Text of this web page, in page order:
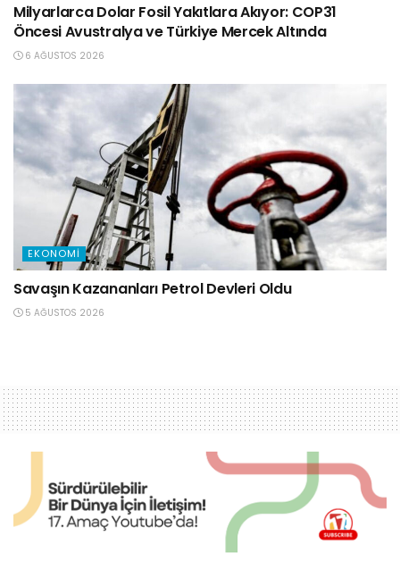
Milyarlarca Dolar Fosil Yakıtlara Akıyor: COP31
Öncesi Avustralya ve Türkiye Mercek Altında
6 AĞUSTOS 2026
EKONOMI
Savaşın Kazananları Petrol Devleri Oldu
5 AĞUSTOS 2026